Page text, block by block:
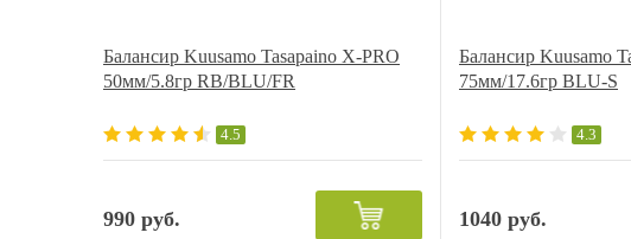
Балансир Kuusamo Tasapaino X-PRO
50мм/5.8гр RB/BLU/FR
4.5
990 руб.
Балансир Kuusamo
75мм/17.6гр BLU-S
4.3
1040 руб.